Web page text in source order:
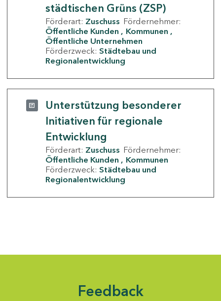
städtischen Grüns (ZSP)
Förderart: Zuschuss Fördernehmer:
Öffentliche Kunden
Kommunen
Öffentliche Unternehmen
Förderzweck: Städtebau und
Regionalentwicklung
Unterstützung besonderer
Initiativen für regionale
Entwicklung
Förderart: Zuschuss Fördernehmer:
Öffentliche Kunden
Kommunen
Förderzweck: Städtebau und
Regionalentwicklung
Feedback